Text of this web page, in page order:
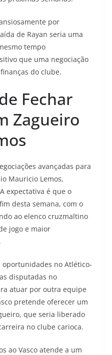
por
de Rayan seria uma
tempo
que uma negociação
do clube.
Fechar
Zagueiro
avançadas para
Mauricio Lemos,
expectativa é que o
desta semana, com o
ao elenco cruzmaltino
jogo e maior
oportunidades no Atlético-
disputadas no
atuar por outra equipe
pretende oferecer um
que seria liberado
no clube carioca.
ao Vasco atende a um